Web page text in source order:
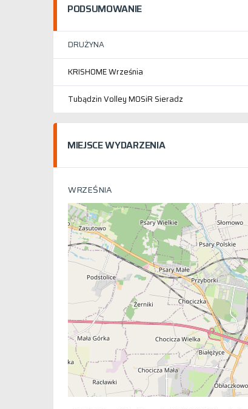
PODSUMOWANIE
DRUŻYNA
KRISHOME Września
Tubądzin Volley MOSiR Sieradz
MIEJSCE WYDARZENIA
WRZEŚNIA